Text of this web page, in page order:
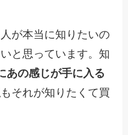
が本当に知りたいの
と思っています。知
あの感じが手に入る
それが知りたくて買